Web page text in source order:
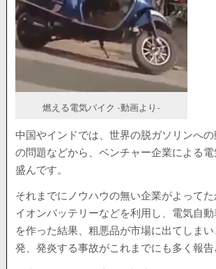
燃える電気バイク -動画より-
中国やインドでは、世界の脱ガソリンへ
の問題などから、ベンチャー企業による
盛んです。
それまでにノウハウの無い企業がよって
イオンバッテリーなどを利用し、電気自
を作った結果、粗悪品が市場に出てしま
発、発炎する事故がこれまでにも多く報告